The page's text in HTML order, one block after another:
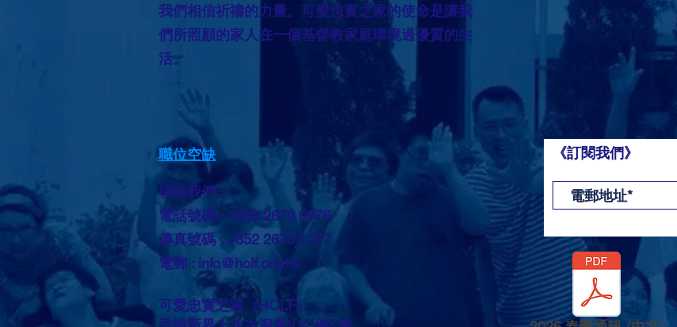
我們相信祈禱的力量。可愛忠實之家的使命是讓我
們所照顧的家人在一個基督教家庭環境過優質的生
活。
職位空缺
聯絡我們 >
電話號碼 : +852 2670 0676
傳真號碼 : +852 2673 1277
電郵 : info@holf.org.hk
可愛忠實之家（HOLF）
《訂閱我們》